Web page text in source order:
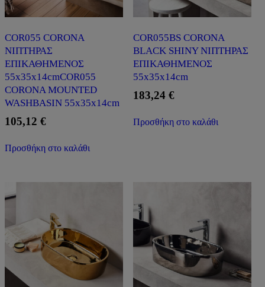
COR055 CORONA
ΝΙΠΤΗΡΑΣ
ΕΠΙΚΑΘΗΜΕΝΟΣ
55x35x14cmCOR055
CORONA MOUNTED
WASHBASIN 55x35x14cm
105,12 €
Προσθήκη στο καλάθι
COR055BS CORONA
BLACK SHINY ΝΙΠΤΗΡΑΣ
ΕΠΙΚΑΘΗΜΕΝΟΣ
55x35x14cm
183,24 €
Προσθήκη στο καλάθι